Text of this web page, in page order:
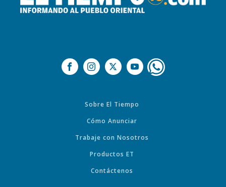
Sobre El Tiempo
Cómo Anunciar
Trabaje con Nosotros
Productos ET
Contáctenos